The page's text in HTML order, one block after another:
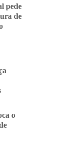
pede
de
o